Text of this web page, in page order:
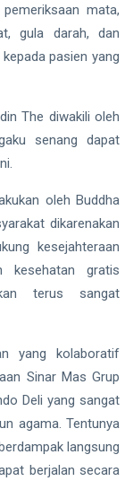
mata,
gula darah, dan
pasien yang
The diwakili oleh
senang dapat
oleh Buddha
dikarenakan
kesejahteraan
kesehatan gratis
terus sangat
yang kolaboratif
Sinar Mas Grup
Deli yang sangat
agama. Tentunya
langsung
berjalan secara